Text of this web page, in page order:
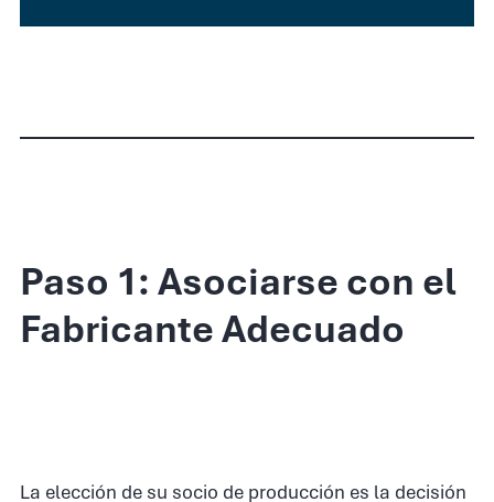
Paso 1: Asociarse con el
Fabricante Adecuado
La elección de su socio de producción es la decisión